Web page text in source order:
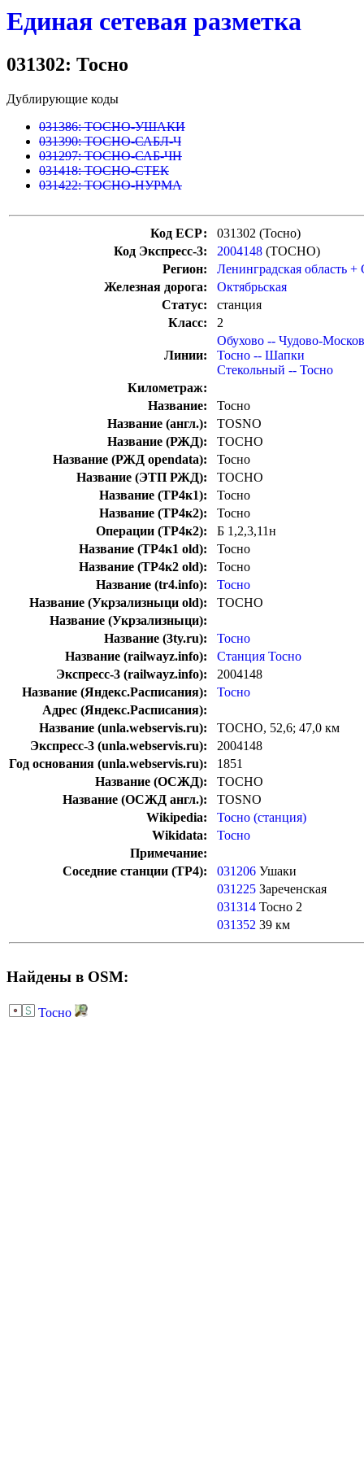
Единая сетевая разметка
031302: Тосно
Дублирующие коды
031386: ТОСНО-УШАКИ
031390: ТОСНО-САБЛ-Ч
031297: ТОСНО-САБ-ЧН
031418: ТОСНО-СТЕК
031422: ТОСНО-НУРМА
Код ЕСР:
031302 (Тосно)
Код Экспресс-3:
2004148 (ТОСНО)
Регион:
Ленинградская область +
Железная дорога:
Октябрьская
Статус:
станция
Класс:
2
Линии:
Обухово -- Чудово-
Тосно -- Шапки
Стекольный -- Тосно
Километраж:
Название:
Тосно
Название (англ.):
TOSNO
Название (РЖД):
ТОСНО
Название (РЖД opendata):
Тосно
Название (ЭТП РЖД):
ТОСНО
Название (ТР4к1):
Тосно
Название (ТР4к2):
Тосно
Операции (ТР4к2):
Б 1,2,3,11н
Название (ТР4к1 old):
Тосно
Название (ТР4к2 old):
Тосно
Название (tr4.info):
Тосно
Название (Укрзализныци old):
ТОСНО
Название (Укрзализныци):
Название (3ty.ru):
Тосно
Название (railwayz.info):
Станция Тосно
Экспресс-3 (railwayz.info):
2004148
Название (Яндекс.Расписания):
Тосно
Адрес (Яндекс.Расписания):
Название (unla.webservis.ru):
ТОСНО, 52,6; 47,0 км
Экспресс-3 (unla.webservis.ru):
2004148
Год основания (unla.webservis.ru):
1851
Название (ОСЖД):
ТОСНО
Название (ОСЖД англ.):
TOSNO
Wikipedia:
Тосно (станция)
Wikidata:
Тосно
Примечание:
Соседние станции (ТР4):
031206 Ушаки
031225 Зареченская
031314 Тосно 2
031352 39 км
Найдены в OSM:
Тосно